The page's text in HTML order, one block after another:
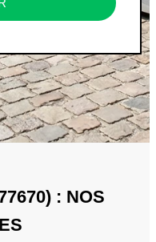
: NOS